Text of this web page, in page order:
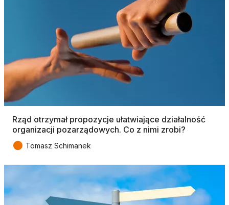
Rząd otrzymał propozycje ułatwiające działalność
organizacji pozarządowych. Co z nimi zrobi?
● Tomasz Schimanek